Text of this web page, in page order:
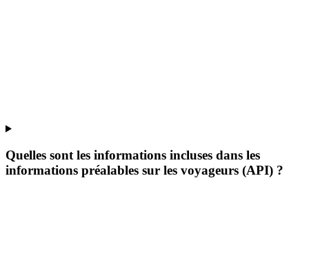
Quelles sont les informations incluses dans les
informations préalables sur les voyageurs (API) ?